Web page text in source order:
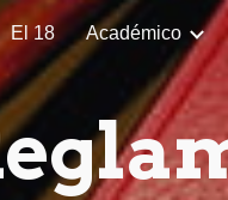
content
El 18 Académico